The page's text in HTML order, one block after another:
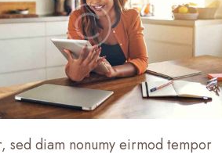
sed diam nonumy eirmod tempor